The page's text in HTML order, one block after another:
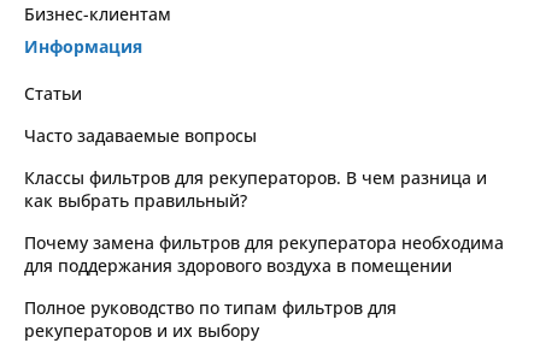
Бизнес-клиентам
Информация
Статьи
Часто задаваемые вопросы
Классы фильтров для рекуператоров. В чем разница и
как выбрать правильный?
Почему замена фильтров для рекуператора необходима
для поддержания здорового воздуха в помещении
Полное руководство по типам фильтров для
рекуператоров и их выбору